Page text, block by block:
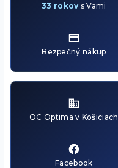
33 rokov s Vami
Bezpečný nákup
OC Optima v Košiciach
Facebook